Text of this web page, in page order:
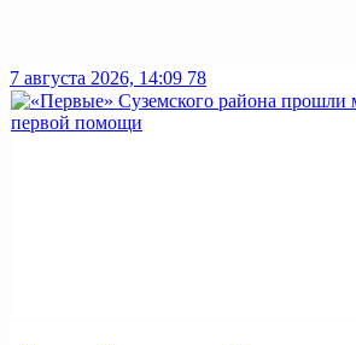
7 августа 2026, 14:09 78